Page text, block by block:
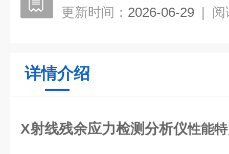
更新时间： 2026-06-29 | 阅
详情介绍
X射线残余应力检测分析仪性能